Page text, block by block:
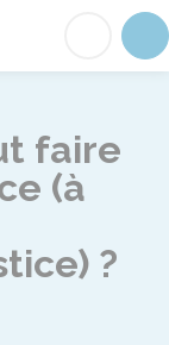
faire
(à
?